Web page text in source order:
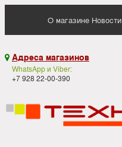
О магазине Новости
 Адреса магазинов
WhatsApp и Viber:
+7 928 22-00-390